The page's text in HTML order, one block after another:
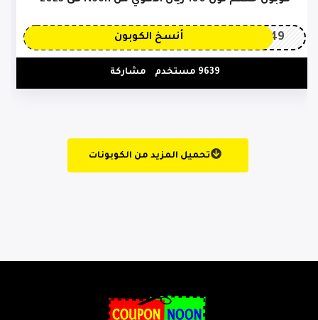
OP149 أنسخ الكوبون
9639 مستخدم مشاركة
تحميل المزيد من الكوبونات